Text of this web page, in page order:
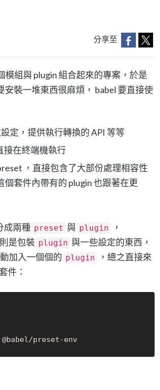
分享至
組與 plugin 組合起來的專案，於是
裝一堆東西很麻煩， babel 要直接使
定，提供執行轉換的 API 等等
接在終端機執行
，直接包含了大部份處理相容性
個套件內帶有的 plugin 也跟著在更
成兩種 preset 與 plugin ，
則是包裝 plugin 與一些設定的東西，
加入一個個的 plugin
，總之直接來
件：
preset-env